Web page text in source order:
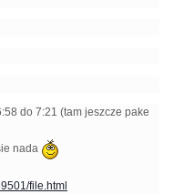
do 7:21 (tam jeszcze pake
nada
file.html